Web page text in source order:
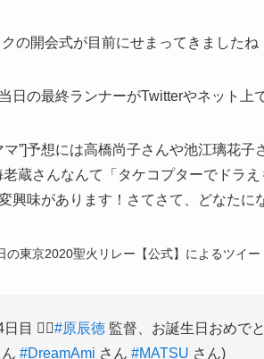
の開会式が目前にせまってきましたね
日の最終ランナーがTwitterやネット上
マ”]予想には高橋尚子さんや池江璃花
老蔵さんなんて「タケコプターでドラ
興味があります！さてさて、どなたに
の東京2020聖火リレー【公式】によるツイ
日目 🏃‍♂️#原辰徳 監督、お誕生日おめで
#DreamAmi さん #MATSU さん)